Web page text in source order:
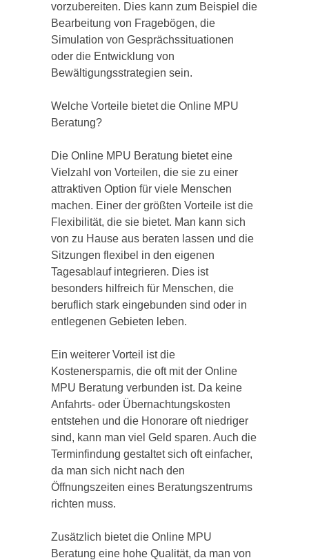
vorzubereiten. Dies kann zum Beispiel die
Bearbeitung von Fragebögen, die
Simulation von Gesprächssituationen
oder die Entwicklung von
Bewältigungsstrategien sein.
Welche Vorteile bietet die Online MPU
Beratung?
Die Online MPU Beratung bietet eine
Vielzahl von Vorteilen, die sie zu einer
attraktiven Option für viele Menschen
machen. Einer der größten Vorteile ist die
Flexibilität, die sie bietet. Man kann sich
von zu Hause aus beraten lassen und die
Sitzungen flexibel in den eigenen
Tagesablauf integrieren. Dies ist
besonders hilfreich für Menschen, die
beruflich stark eingebunden sind oder in
entlegenen Gebieten leben.
Ein weiterer Vorteil ist die
Kostenersparnis, die oft mit der Online
MPU Beratung verbunden ist. Da keine
Anfahrts- oder Übernachtungskosten
entstehen und die Honorare oft niedriger
sind, kann man viel Geld sparen. Auch die
Terminfindung gestaltet sich oft einfacher,
da man sich nicht nach den
Öffnungszeiten eines Beratungszentrums
richten muss.
Zusätzlich bietet die Online MPU
Beratung eine hohe Qualität, da man von